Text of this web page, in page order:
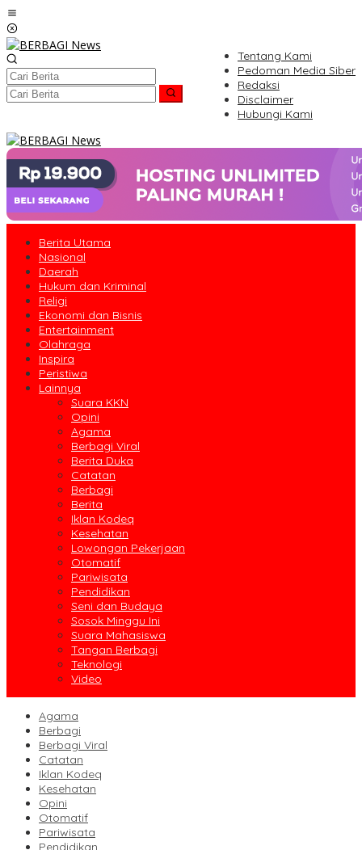
Lewati
ke
konten
Tentang Kami
Pedoman Media Siber
Redaksi
Disclaimer
Hubungi Kami
Berita Utama
Nasional
Daerah
Hukum dan Kriminal
Religi
Ekonomi dan Bisnis
Entertainment
Olahraga
Inspira
Peristiwa
Lainnya
Suara KKN
Opini
Agama
Berbagi Viral
Berita Duka
Catatan
Berbagi
Berita
Iklan Kodeq
Kesehatan
Lowongan Pekerjaan
Otomatif
Pariwisata
Pendidikan
Seni dan Budaya
Sosok Minggu Ini
Suara Mahasiswa
Tangan Berbagi
Teknologi
Video
Agama
Berbagi
Berbagi Viral
Catatan
Iklan Kodeq
Kesehatan
Opini
Otomatif
Pariwisata
Pendidikan